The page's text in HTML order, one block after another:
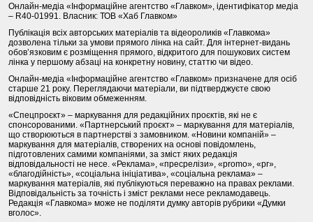
Онлайн-медіа «Інформаційне агентство «Главком», ідентифікатор медіа
– R40-01991. Власник: ТОВ «Хаб Главком»
Публікація всіх авторських матеріалів та відеороликів «Главкома»
дозволена тільки за умови прямого лінка на сайт. Для інтернет-видань
обов’язковим є розміщення прямого, відкритого для пошукових систем
лінка у першому абзаці на конкретну новину, статтю чи відео.
Онлайн-медіа «Інформаційне агентство «Главком» призначене для осіб
старше 21 року. Переглядаючи матеріали, ви підтверджуєте свою
відповідність віковим обмеженням.
«Спецпроєкт» – маркування для редакційних проєктів, які не є
спонсорованими. «Партнерський проєкт» – маркування для матеріалів,
що створюються в партнерстві з замовником. «Новини компаній» –
маркування для матеріалів, створених на основі повідомлень,
підготовлених самими компаніями, за зміст яких редакція
відповідальності не несе. «Реклама», «пресрелізи», «promo», «pr»,
«благодійність», «соціальна ініціатива», «соціальна реклама» –
маркування матеріалів, які публікуються переважно на правах реклами.
Відповідальність за точність і зміст реклами несе рекламодавець.
Редакція «Главкома» може не поділяти думку авторів рубрики «Думки
вголос».